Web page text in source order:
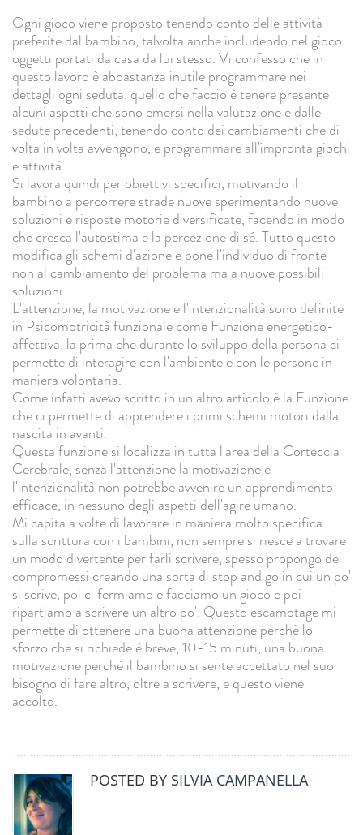
Ogni gioco viene proposto tenendo conto delle attività
preferite dal bambino, talvolta anche includendo nel gioco
oggetti portati da casa da lui stesso. Vi confesso che in
questo lavoro è abbastanza inutile programmare nei
dettagli ogni seduta, quello che faccio è tenere presente
alcuni aspetti che sono emersi nella valutazione e dalle
sedute precedenti, tenendo conto dei cambiamenti che di
volta in volta avvengono, e programmare all'impronta giochi
e attività.
Si lavora quindi per obiettivi specifici, motivando il
bambino a percorrere strade nuove sperimentando nuove
soluzioni e risposte motorie diversificate, facendo in modo
che cresca l'autostima e la percezione di sé. Tutto questo
modifica gli schemi d'azione e pone l'individuo di fronte
non al cambiamento del problema ma a nuove possibili
soluzioni.
L'attenzione, la motivazione e l'intenzionalità sono definite
in Psicomotricità funzionale come Funzione energetico-
affettiva, la prima che durante lo sviluppo della persona ci
permette di interagire con l'ambiente e con le persone in
maniera volontaria.
Come infatti avevo scritto in un altro articolo è la Funzione
che ci permette di apprendere i primi schemi motori dalla
nascita in avanti.
Questa funzione si localizza in tutta l'area della Corteccia
Cerebrale, senza l'attenzione la motivazione e
l'intenzionalità non potrebbe avvenire un apprendimento
efficace, in nessuno degli aspetti dell'agire umano.
Mi capita a volte di lavorare in maniera molto specifica
sulla scrittura con i bambini, non sempre si riesce a trovare
un modo divertente per farli scrivere, spesso propongo dei
compromessi creando una sorta di stop and go in cui un po'
si scrive, poi ci fermiamo e facciamo un gioco e poi
ripartiamo a scrivere un altro po'. Questo escamotage mi
permette di ottenere una buona attenzione perchè lo
sforzo che si richiede è breve, 10-15 minuti, una buona
motivazione perchè il bambino si sente accettato nel suo
bisogno di fare altro, oltre a scrivere, e questo viene
accolto.
POSTED BY SILVIA CAMPANELLA